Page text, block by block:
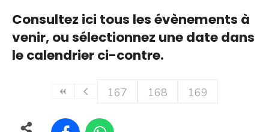
Consultez ici tous les évènements à
venir,ou sélectionnez une date dans
le calendrier ci-contre.
167 168 169